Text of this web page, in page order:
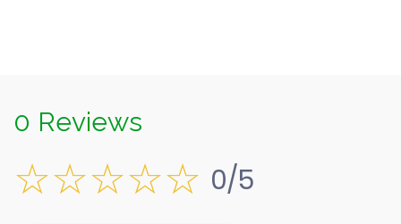
0 Reviews
0/5